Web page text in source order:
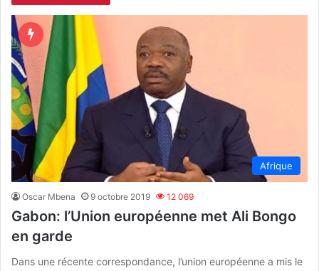
Afrique
Oscar Mbena 9 octobre 2019 12 069
Gabon: l’Union européenne met Ali Bongo
en garde
Dans une récente correspondance, l’union européenne a mis le